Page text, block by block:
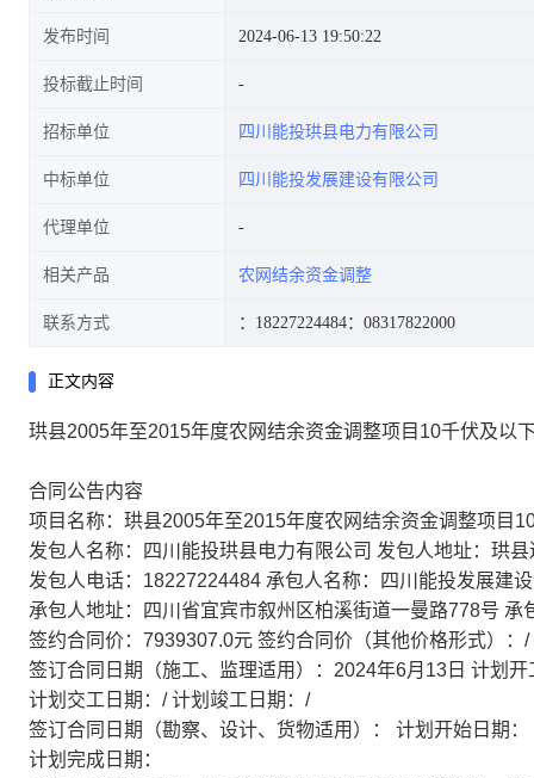
发布时间 2024-06-13 19:50:22
投标截止时间
招标单位 四川能投珙县电力有限公司
中标单位 四川能投发展建设有限公司
代理单位
相关产品 农网结余资金调整
联系方式 ：18227224484：08317822000
正文内容
珙县2005年至2015年度农网结余资金调整项目10千伏及以
合同公告内容
项目名称：珙县2005年至2015年度农网结余资金调整项目
发包人名称：四川能投珙县电力有限公司 发包人地址：珙
发包人电话：18227224484 承包人名称：四川能投发展建
承包人地址：四川省宜宾市叙州区柏溪街道一曼路778号 承
签约合同价：7939307.0元 签约合同价（其他价格形式）：/
签订合同日期（施工、监理适用）：2024年6月13日 计划开
计划交工日期：/ 计划竣工日期：/
签订合同日期（勘察、设计、货物适用）： 计划开始日期：
计划完成日期：